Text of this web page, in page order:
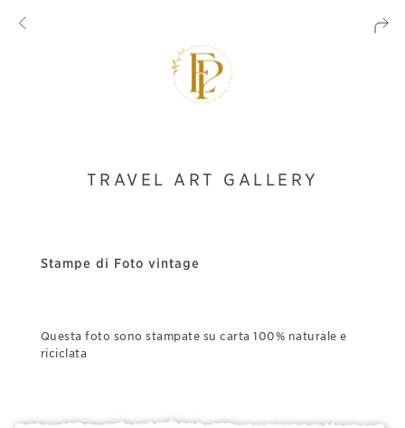
TRAVEL ART GALLERY
Stampe di Foto vintage
Questa foto sono stampate su carta 100% naturale e
riciclata